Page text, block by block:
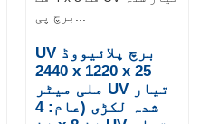
UV برچ پلائیووڈ
2440 x 1220 x 25
ملی میٹر UV تیار
شدہ لکڑی (عام: 4